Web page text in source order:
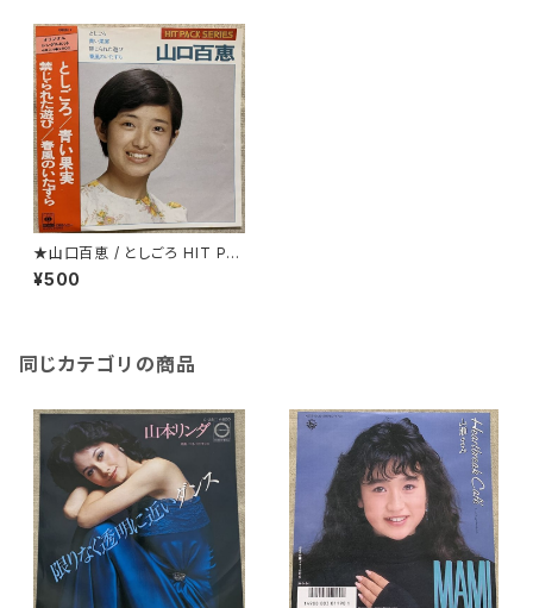
★山口百恵 / としごろ HIT PA
CK SERIES
¥500
同じカテゴリの商品